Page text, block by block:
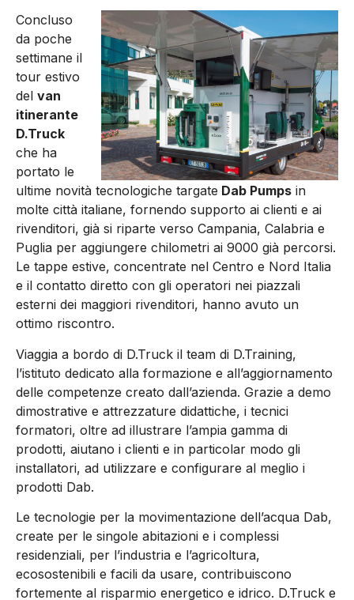
Concluso
da poche
settimane il
tour estivo
del van
itinerante
D.Truck
che ha
portato le
ultime novità tecnologiche targate Dab Pumps in
molte città italiane, fornendo supporto ai clienti e ai
rivenditori, già si riparte verso Campania, Calabria e
Puglia per aggiungere chilometri ai 9000 già percorsi.
Le tappe estive, concentrate nel Centro e Nord Italia
e il contatto diretto con gli operatori nei piazzali
esterni dei maggiori rivenditori, hanno avuto un
ottimo riscontro.
Viaggia a bordo di D.Truck il team di D.Training,
l’istituto dedicato alla formazione e all’aggiornamento
delle competenze creato dall’azienda. Grazie a demo
dimostrative e attrezzature didattiche, i tecnici
formatori, oltre ad illustrare l’ampia gamma di
prodotti, aiutano i clienti e in particolar modo gli
installatori, ad utilizzare e configurare al meglio i
prodotti Dab.
Le tecnologie per la movimentazione dell’acqua Dab,
create per le singole abitazioni e i complessi
residenziali, per l’industria e l’agricoltura,
ecosostenibili e facili da usare, contribuiscono
fortemente al risparmio energetico e idrico. D.Truck e